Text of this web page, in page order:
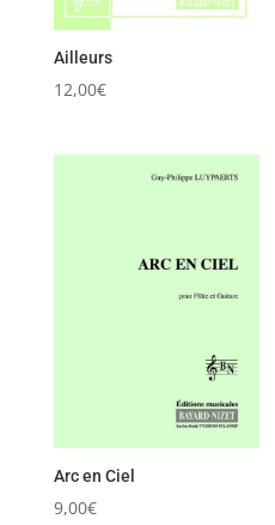
Ailleurs
12,00€
Arc en Ciel
9,00€